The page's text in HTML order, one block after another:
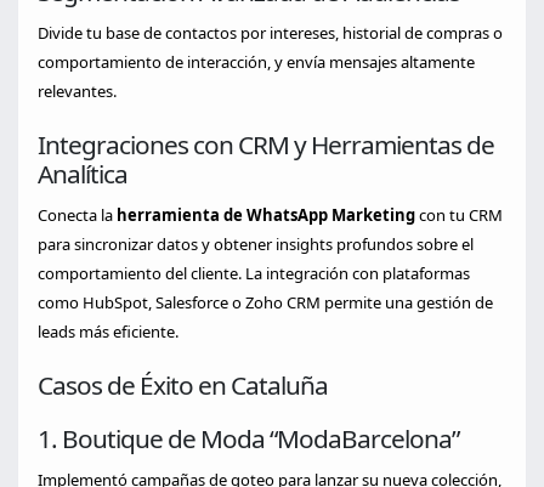
Divide tu base de contactos por intereses, historial de compras o
comportamiento de interacción, y envía mensajes altamente
relevantes.
Integraciones con CRM y Herramientas de
Analítica
Conecta la herramienta de WhatsApp Marketingcon tu CRM
para sincronizar datos y obtener insights profundos sobre el
comportamiento del cliente. La integración con plataformas
como HubSpot, Salesforce o Zoho CRM permite una gestión de
leads más eficiente.
Casos de Éxito en Cataluña
1. Boutique de Moda “ModaBarcelona”
Implementó campañas de goteo para lanzar su nueva colección,